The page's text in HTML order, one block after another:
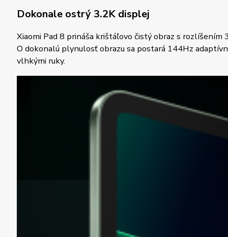
Dokonale ostrý 3.2K displej
Xiaomi Pad 8 prináša krištáľovo čistý obraz s
O dokonalú plynulosť obrazu sa postará 144Hz
vlhkými ruky.